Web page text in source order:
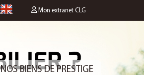
Mon extranet CLG
NOS BIENS DE PRESTIGE